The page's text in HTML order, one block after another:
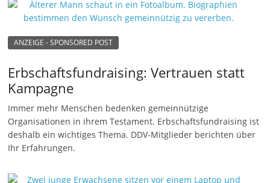
e
|
S
i
t
u
n
e
ANZEIGE - SPONSORED POST
Erbschaftsfundraising: Vertrauen statt
Kampagne
Immer mehr Menschen bedenken gemeinnützige
Organisationen in ihrem Testament. Erbschaftsfundraising ist
deshalb ein wichtiges Thema. DDV-Mitglieder berichten über
Ihr Erfahrungen.